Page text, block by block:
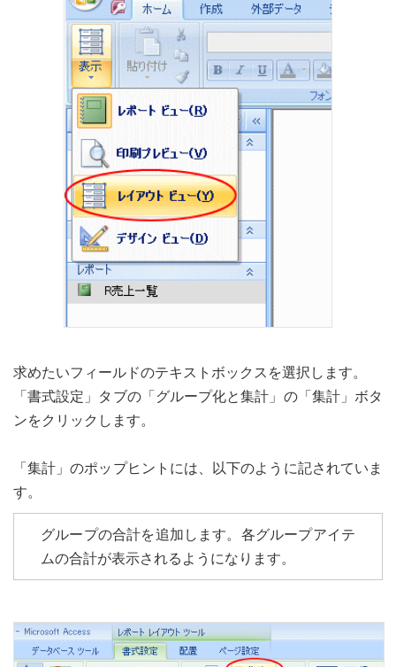
求めたいフィールドのテキストボックスを選択します。
「書式設定」タブの「グループ化と集計」の「集計」ボタ
ンをクリックします。
「集計」のポップヒントには、以下のように記されていま
す。
グループの合計を追加します。各グループアイテ
ムの合計が表示されるようになります。